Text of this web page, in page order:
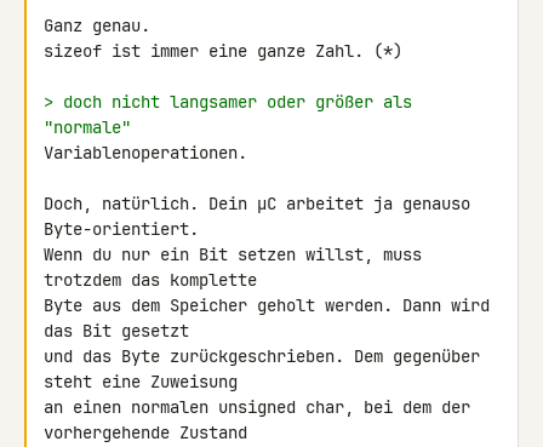
Ganz genau.
sizeof ist immer eine ganze Zahl. (*)
> doch nicht langsamer oder größer als
"normale"
Variablenoperationen.
Doch, natürlich. Dein µC arbeitet ja genauso
Byte-orientiert.
Wenn du nur ein Bit setzen willst, muss
trotzdem das komplette
Byte aus dem Speicher geholt werden. Dann wird
das Bit gesetzt
und das Byte zurückgeschrieben. Dem gegenüber
steht eine Zuweisung
an einen normalen unsigned char, bei dem der
vorhergehende Zustand